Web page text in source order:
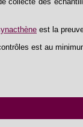
est la
est au